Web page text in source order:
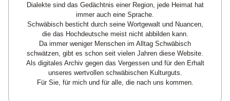
Dialekte sind das Gedächtnis einer Region, jede Heimat hat
immer auch eine Sprache.
Schwäbisch besticht durch seine Wortgewalt und Nuancen,
die das Hochdeutsche meist nicht abbilden kann.
Da immer weniger Menschen im Alltag Schwäbisch
schwätzen, gibt es schon seit vielen Jahren diese Website.
Als digitales Archiv gegen das Vergessen und für den Erhalt
unseres wertvollen schwäbischen Kulturguts.
Für Sie, für mich und für alle, die nach uns kommen.